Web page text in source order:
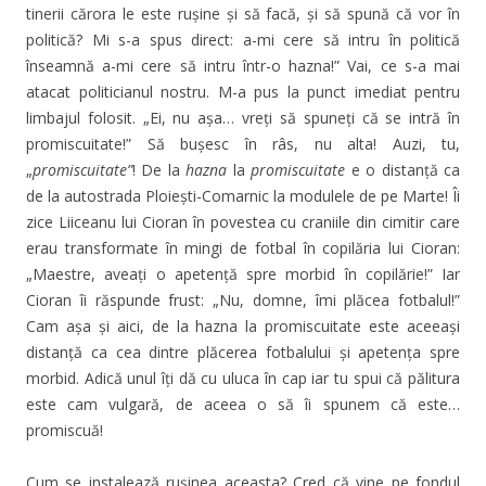
tinerii cărora le este rușine și să facă, și să spună că vor în
politică? Mi s-a spus direct: a-mi cere să intru în politică
înseamnă a-mi cere să intru într-o hazna!” Vai, ce s-a mai
atacat politicianul nostru. M-a pus la punct imediat pentru
limbajul folosit. „Ei, nu așa… vreți să spuneți că se intră în
promiscuitate!” Să bușesc în râs, nu alta! Auzi, tu,
„promiscuitate”! De lahazna lapromiscuitate e o distanță ca
de la autostrada Ploiești-Comarnic la modulele de pe Marte! Îi
zice Liiceanu lui Cioran în povestea cu craniile din cimitir care
erau transformate în mingi de fotbal în copilăria lui Cioran:
„Maestre, aveați o apetență spre morbid în copilărie!” Iar
Cioran îi răspunde frust: „Nu, domne, îmi plăcea fotbalul!”
Cam așa și aici, de la hazna la promiscuitate este aceeași
distanță ca cea dintre plăcerea fotbalului și apetența spre
morbid. Adică unul îți dă cu uluca în cap iar tu spui că pălitura
este cam vulgară, de aceea o să îi spunem că este…
promiscuă!